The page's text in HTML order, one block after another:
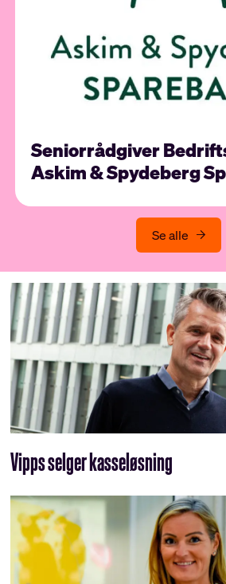
Seniorrådgiver
Askim & Spydeberg
Se alle
Vipps selger kasseløsning